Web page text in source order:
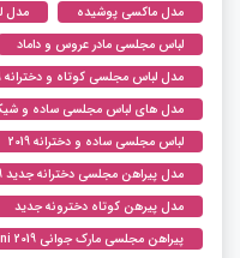
مدل ماکسی پوشیده
مدل
لباس مجلسی مادر عروس و داماد
مدل لباس مجلسی کوتاه و دخترانه 2019
مدل های لباس مجلسی ساده و شیک
لباس مجلسی ساده و دخترانه 2019
مدل پیراهن مجلسی دخترانه جدید 2019
مدل پیرهن کوتاه دخترونه جدید
پیراهن مجلسی مارک جوانی jovani 2019